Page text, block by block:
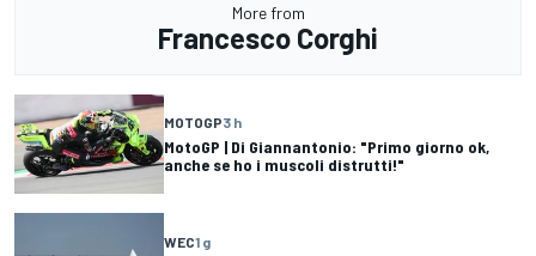
More from
Francesco Corghi
MOTOGP3 h
MotoGP | Di Giannantonio: "Primo giorno ok,
anche se ho i muscoli distrutti!"
WEC1 g